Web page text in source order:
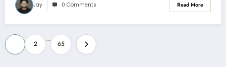
Jay 0 Comments Read More
Posts
navigation
2
…
65